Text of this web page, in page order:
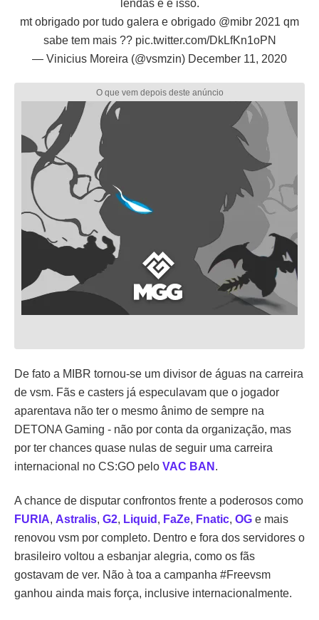
lendas e é isso.
mt obrigado por tudo galera e obrigado @mibr 2021 qm
sabe tem mais ?? pic.twitter.com/DkLfKn1oPN
— Vinicius Moreira (@vsmzin) December 11, 2020
De fato a MIBR tornou-se um divisor de águas na carreira
de vsm. Fãs e casters já especulavam que o jogador
aparentava não ter o mesmo ânimo de sempre na
DETONA Gaming - não por conta da organização, mas
por ter chances quase nulas de seguir uma carreira
internacional no CS:GO pelo VAC BAN .
A chance de disputar confrontos frente a poderosos como
FURIA, Astralis, G2, Liquid , FaZe, Fnatic, OG e mais
renovou vsm por completo. Dentro e fora dos servidores o
brasileiro voltou a esbanjar alegria, como os fãs
gostavam de ver. Não à toa a campanha #Freevsm
ganhou ainda mais força, inclusive internacionalmente.